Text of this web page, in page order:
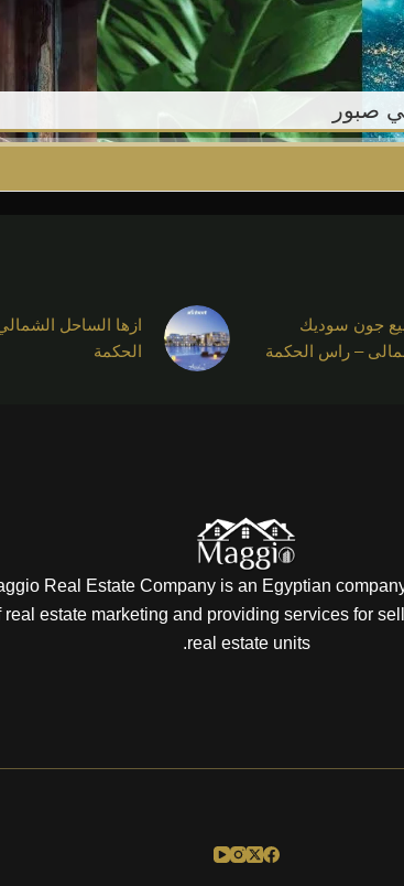
صبور
جون سوديك
– راس الحكمة
ازها الساحل
الحكمة
Real Estate Company is an Egyptian
real estate marketing and providing services for
real estate units.